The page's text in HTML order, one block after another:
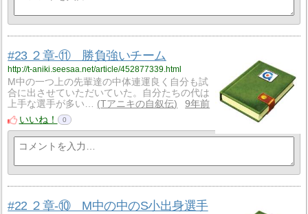
#23 ２章-⑪ 勝負強いチーム
http://t-aniki.seesaa.net/article/452877339.html
M中の一つ上の先輩達の中体連運良く自分も試
合に出させていただいていた。自分たちの代は
上手な選手が多い…
Tアニキの自叙伝
9年前
いいね！
0
#22 ２章-⑩ M中の中のS小出身選手